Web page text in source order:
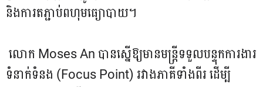
និងការតភ្ជាប់ពហុមធ្យោបាយ។
លោក Moses An បានស្នើឱ្យមានមន្ត្រីទទួលបន្ទុកការងារ
ទំនាក់ទំនង (Focus Point) រវាងភាគីទាំងពីរ ដើម្បី